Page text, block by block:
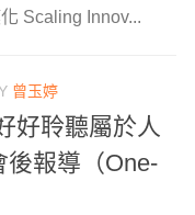
Scaling Innov...
曾玉婷
好聆聽屬於人
後報導（One-